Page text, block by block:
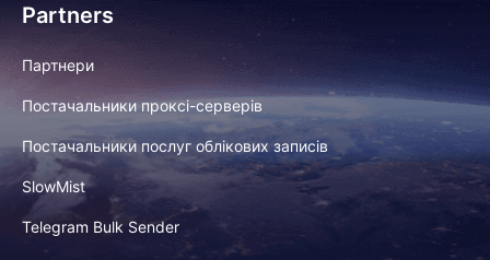
Partners
Партнери
Постачальники проксі-серверів
Постачальники послуг облікових записів
SlowMist
Telegram Bulk Sender